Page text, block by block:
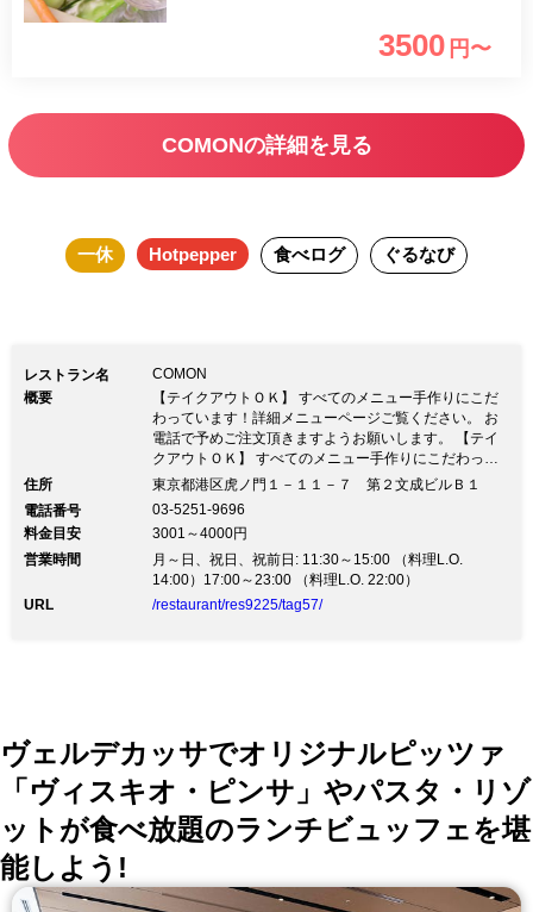
3500 円〜
COMONの詳細を見る
一休 Hotpepper 食べログ ぐるなび
レストラン名
COMON
概要
【テイクアウトＯＫ】 すべてのメニュー手作りにこだ
わっています！詳細メニューページご覧ください。 お
電話で予めご注文頂きますようお願いします。 【テイ
クアウトＯＫ】 すべてのメニュー手作りにこだわって
います！詳細メニューページご覧ください。 お電話で
階まで古き良きヨーロッパの雰囲気に包まれた創作イタ
リアン。 多数の貸切スペースや完全個室で、主役も幹
事様も盛り上がるパーティをお楽しみください。 ■充実
設備と多数のオプションで自由自在のパーティ ・定番
シャンパンタワーや音響、専属プランナーもサポートで
囲気に満ちた清潔感あるパーティスペースは最大160名
様まで可能 ・8、12、20名様までの個室はクラシカル
な調度品が散りばめられた大人の空間
住所
東京都港区虎ノ門１－１１－７ 第２文成ビルＢ１
電話番号
03-5251-9696
料金目安
3001～4000円
営業時間
月～日、祝日、祝前日: 11:30～15:00 （料理L.O.
14:00）17:00～23:00 （料理L.O. 22:00）
URL
/restaurant/res9225/tag57/
ヴェルデカッサでオリジナルピッツァ
「ヴィスキオ・ピンサ」やパスタ・リゾ
ットが食べ放題のランチビュッフェを堪
能しよう!